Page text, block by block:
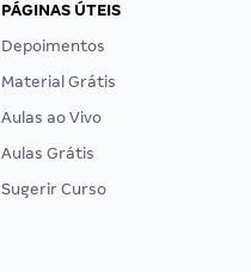
PÁGINAS ÚTEIS
Depoimentos
Material Grátis
Aulas ao Vivo
Aulas Grátis
Sugerir Curso